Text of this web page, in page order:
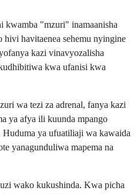
kwamba "mzuri" inamaanisha
havitaenea sehemu nyingine
kazi vinavyozalisha
kwa ufanisi kwa
wa tezi za adrenal, fanya kazi
ya afya ili kuunda mpango
ya ufuatiliaji wa kawaida
yanagunduliwa mapema na
wako kukushinda. Kwa picha